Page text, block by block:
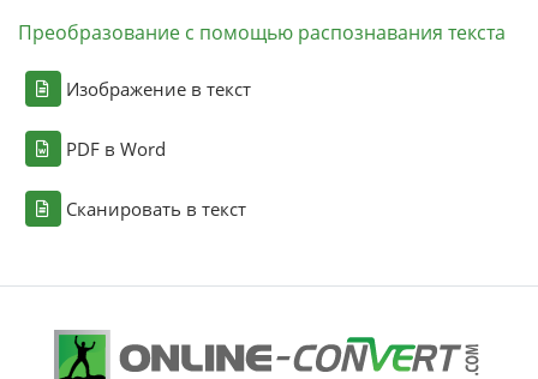
Преобразование с помощью распознавания текста
Изображение в текст
PDF в Word
Сканировать в текст